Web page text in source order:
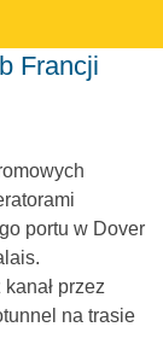
portu w Dover
przez
na trasie